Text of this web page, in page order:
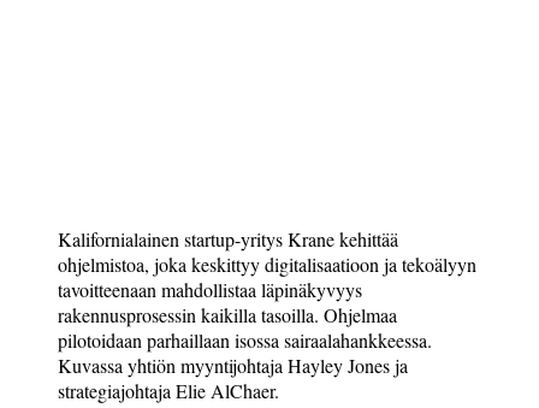
Kalifornialainen startup-yritys Krane kehittää
ohjelmistoa, joka keskittyy digitalisaatioon ja tekoälyyn
tavoitteenaan mahdollistaa läpinäkyvyys
rakennusprosessin kaikilla tasoilla. Ohjelmaa
pilotoidaan parhaillaan isossa sairaalahankkeessa.
Kuvassa yhtiön myyntijohtaja Hayley Jones ja
strategiajohtaja Elie AlChaer.